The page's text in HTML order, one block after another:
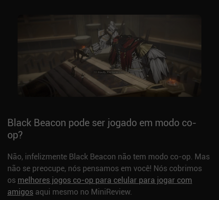
Black Beacon pode ser jogado em modo co-
op?
Não, infelizmente Black Beacon não tem modo co-op. Mas
não se preocupe, nós pensamos em você! Nós cobrimos
os melhores jogos co-op para celular para jogar com
amigos aqui mesmo no MiniReview.